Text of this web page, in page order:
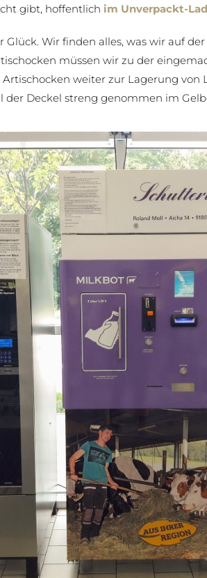
gibt, hoffentlich im Unverpackt-
Wir finden alles, was wir auf
müssen wir zu der
weiter zur Lagerung
der Deckel streng genommen im